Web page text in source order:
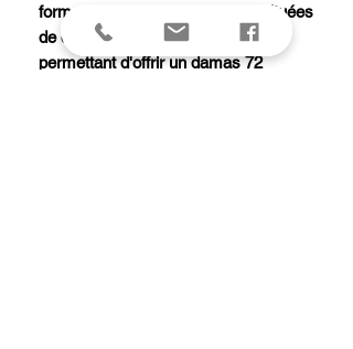
forme de rayon. Elles sont constituées
de deux types d'acier VG2 et VG10
permettant d'offrir un damas 72